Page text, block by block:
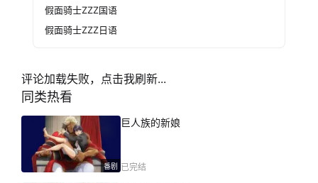
假面骑士ZZZ国语
假面骑士ZZZ日语
评论加载失败，点击我刷新...
同类热看
番剧
巨人族的新娘
已完结